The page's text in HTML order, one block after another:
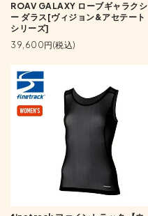
ROAV GALAXY ローブギャラクシ
ー ダラス[ヴィジョン&アセテート
シリーズ]
39,600円(税込)